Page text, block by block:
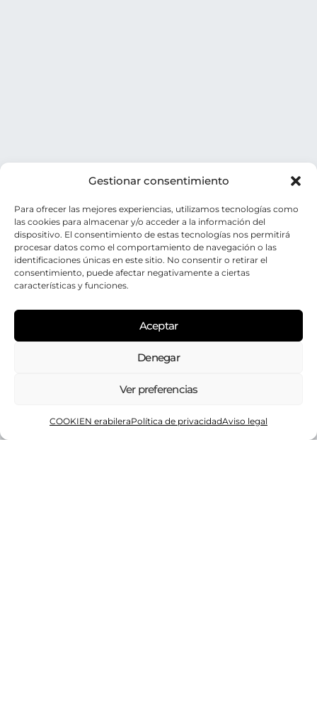
Gestionar consentimiento
Para ofrecer las mejores experiencias, utilizamos tecnologías como
las cookies para almacenar y/o acceder a la información del
dispositivo. El consentimiento de estas tecnologías nos permitirá
procesar datos como el comportamiento de navegación o las
identificaciones únicas en este sitio. No consentir o retirar el
consentimiento, puede afectar negativamente a ciertas
características y funciones.
Aceptar
Denegar
Ver preferencias
COOKIEN erabileraPolítica de privacidadAviso legal
Aste Santua
1 publicación